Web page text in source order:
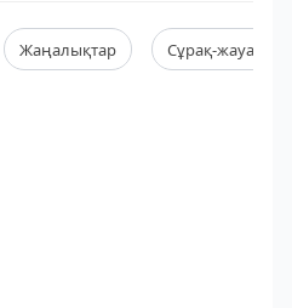
Жаңалықтар Сұрақ-жауап